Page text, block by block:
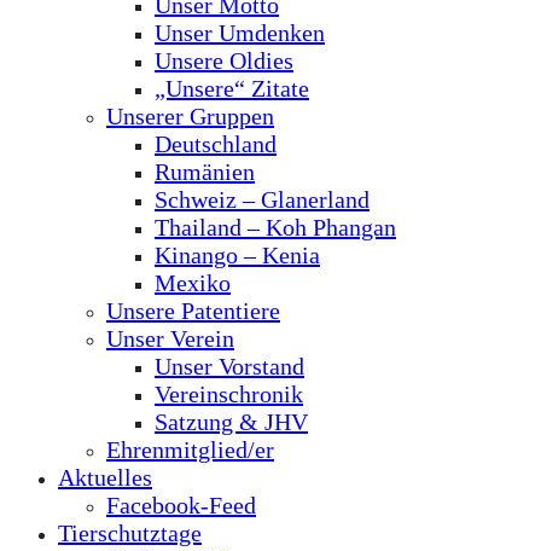
Unser Umdenken
Unsere Oldies
„Unsere“ Zitate
Unserer Gruppen
Deutschland
Rumänien
Schweiz – Glanerland
Thailand – Koh Phangan
Kinango – Kenia
Mexiko
Unsere Patentiere
Unser Verein
Unser Vorstand
Vereinschronik
Satzung & JHV
Ehrenmitglied/er
Aktuelles
Facebook-Feed
Tierschutztage